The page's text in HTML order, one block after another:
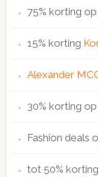
75% korting op
15% korting
Alexander
30% korting op
Fashion deals
tot 50%